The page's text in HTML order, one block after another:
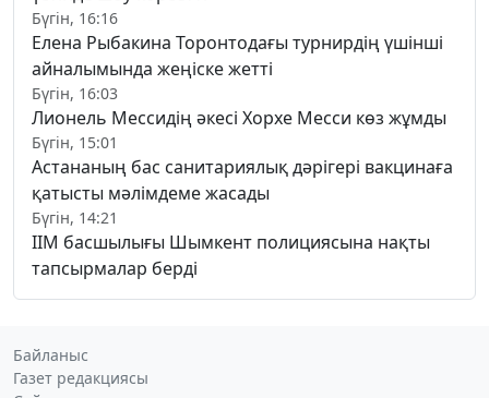
Бүгін, 16:16
Елена Рыбакина Торонтодағы турнирдің үшінші
айналымында жеңіске жетті
Бүгін, 16:03
Лионель Мессидің әкесі Хорхе Месси көз жұмды
Бүгін, 15:01
Астананың бас санитариялық дәрігері вакцинаға
қатысты мәлімдеме жасады
Бүгін, 14:21
ІІМ басшылығы Шымкент полициясына нақты
тапсырмалар берді
Байланыс
Газет редакциясы